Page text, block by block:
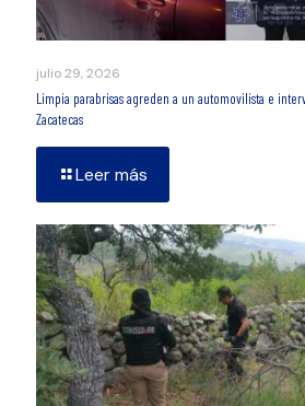
julio 29, 2026
Limpia parabrisas agreden a un automovilista e
Zacatecas
Leer más